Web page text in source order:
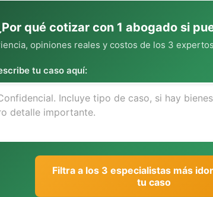
qué cotizar con 1 abogado si
opiniones reales y costos de los 3
tu caso aquí:
Filtra a los 3 especialistas más
tu caso